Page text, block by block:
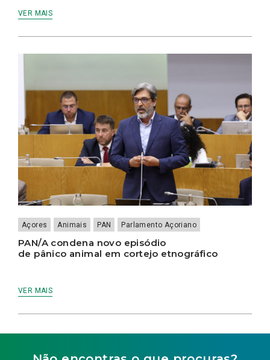
VER MAIS
Açores Animais PAN Parlamento Açoriano
PAN/A condena novo episódio
de pânico animal em cortejo etnográfico
VER MAIS